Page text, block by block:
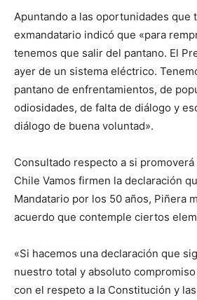
Apuntando a las oportunidades que
exmandatario indicó que «para
tenemos que salir del pantano. El
ayer de un sistema eléctrico.
pantano de enfrentamientos, de
odiosidades, de falta de diálogo y
diálogo de buena voluntad».
Consultado respecto a si
Chile Vamos firmen la declaración
Mandatario por los 50 años, Piñera
acuerdo que contemple ciertos
«Si hacemos una declaración que
nuestro total y absoluto
con el respeto a la Constitución y